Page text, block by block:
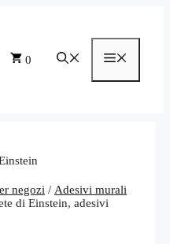
0
negozi / Adesivi murali
di Einstein, adesivi